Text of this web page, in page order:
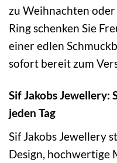
zu Weihnachten
Ring schenken Sie
einer edlen
sofort bereit zum
Sif Jakobs Jewellery:
jeden Tag
Sif Jakobs Jewellery
Design, hochwertige